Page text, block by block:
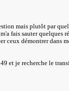
mais plutôt par
fais sauter quelques
ceux démontrer dans
et je recherche le